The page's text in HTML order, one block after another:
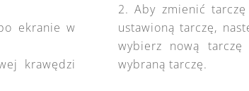
ekranie w
krawędzi
Aby zmienić
ustawioną tarczę,
wybierz nową
wybraną tarczę.